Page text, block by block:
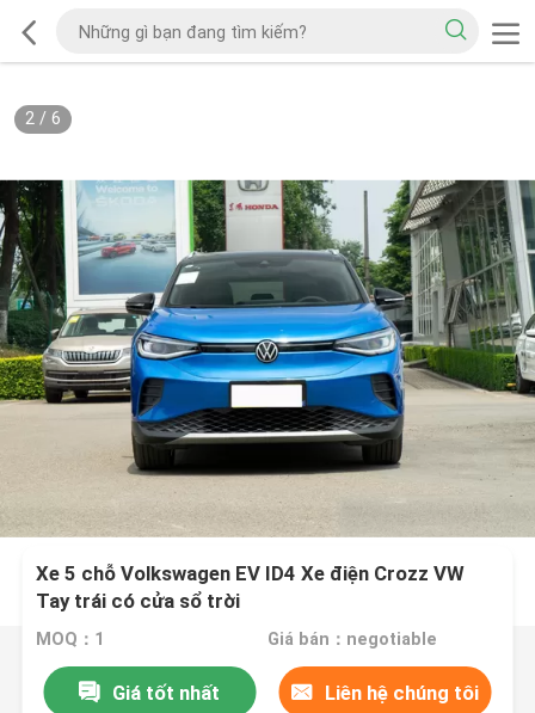
2/ 6
Xe 5 chỗ Volkswagen EV ID4 Xe điện Crozz VW
Tay trái có cửa sổ trời
MOQ：1 Giá bán：negotiable
Giá tốt nhất Liên hệ chúng tôi